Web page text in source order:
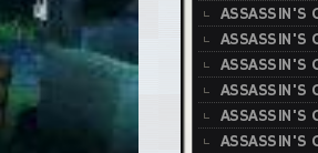
ASSASSIN'S
ASSASSIN'S
ASSASSIN'S
ASSASSIN'S
ASSASSIN'S
ASSASSIN'S